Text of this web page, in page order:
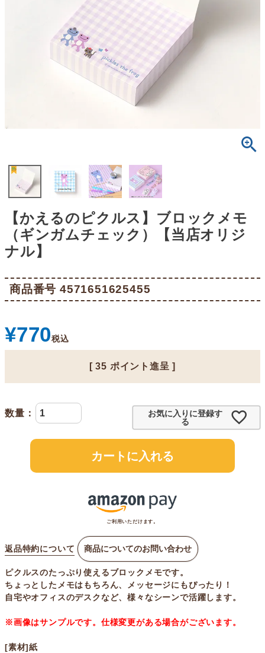
【かえるのピクルス】ブロックメモ
（ギンガムチェック）【当店オリジ
ナル】
商品番号 4571651625455
¥770税込
[ 35 ポイント進呈 ]
お気に入りに登録す
る
カートに入れる
ご利用いただけます。
返品特約について 商品についてのお問い合わせ
ピクルスのたっぷり使えるブロックメモです。
ちょっとしたメモはもちろん、メッセージにもぴったり！
自宅やオフィスのデスクなど、様々なシーンで活躍します。
※画像はサンプルです。仕様変更がある場合がございます。
[素材]紙